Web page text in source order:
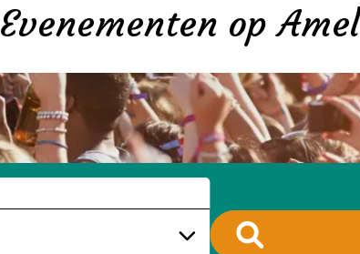
Evenementen op